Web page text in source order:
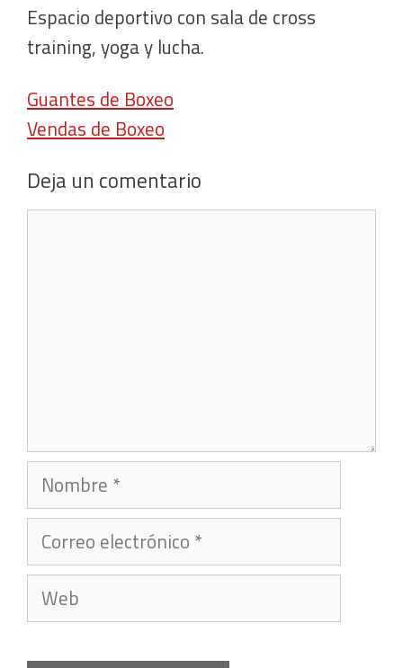
Espacio deportivo con sala de cross
training, yoga y lucha.
Guantes de Boxeo
Vendas de Boxeo
Deja un comentario
Nombre
Correo
electrónico
Web